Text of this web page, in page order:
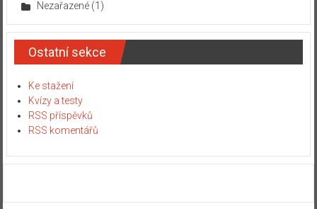
Nezařazené(1)
Ostatní sekce
Ke stažení
Kvízy a testy
RSS příspěvků
RSS komentářů